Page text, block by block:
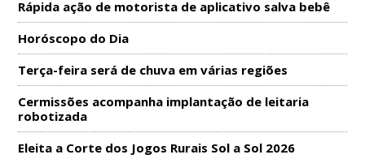
Rápida ação de motorista de aplicativo salva bebê
Horóscopo do Dia
Terça-feira será de chuva em várias regiões
Cermissões acompanha implantação de leitaria
robotizada
Eleita a Corte dos Jogos Rurais Sol a Sol 2026